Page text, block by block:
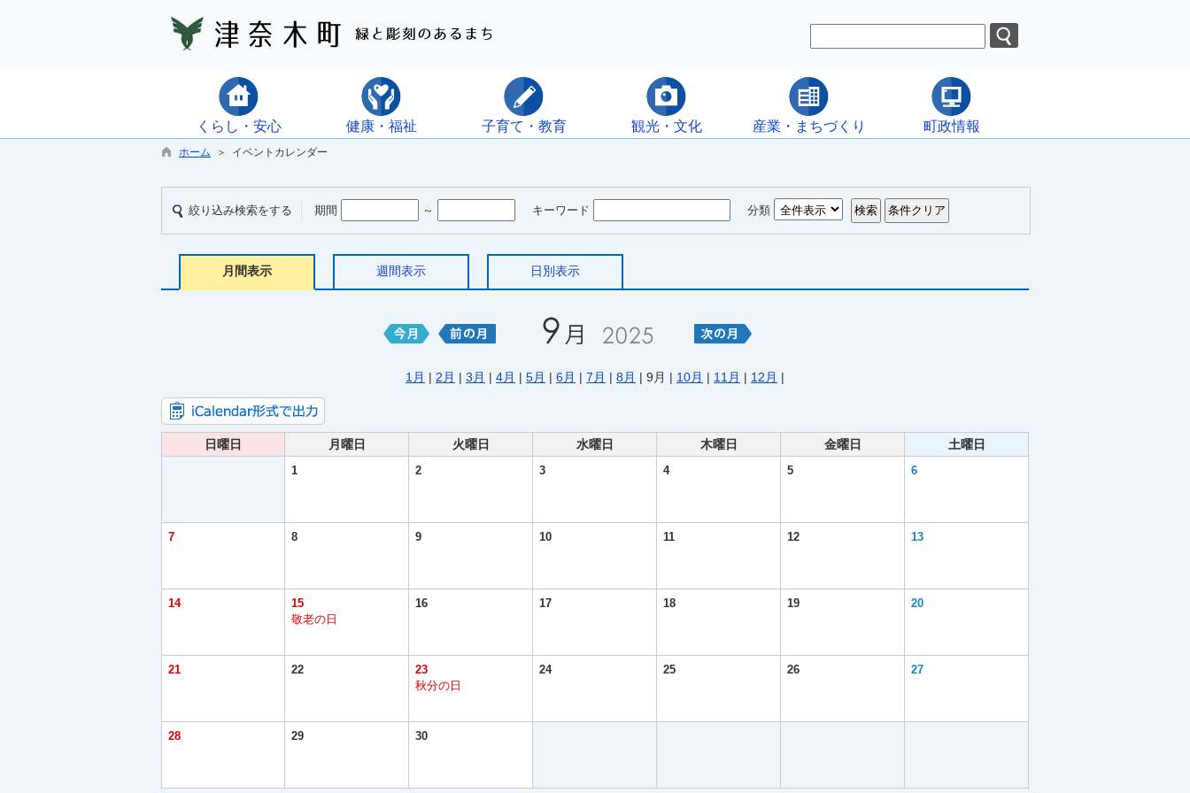
くらし・安心 健康・福祉 子育て・教育 観光・文化 産業・まちづくり 町政情報
ホーム ＞ イベントカレンダー
絞り込み検索をする 期間 ～ キーワード 分類
月間表示 週間表示 日別表示
1月 | 2月 | 3月 | 4月 | 5月 | 6月 | 7月 | 8月 | 9月 | 10月 | 11月 | 12月 |
日曜日 月曜日 火曜日 水曜日 木曜日 金曜日 土曜日
1 2 3 4 5 6
7 8 9 10 11 12 13
14
15
敬老の日
16 17 18 19 20
21 22
23
秋分の日
24 25 26 27
28 29 30